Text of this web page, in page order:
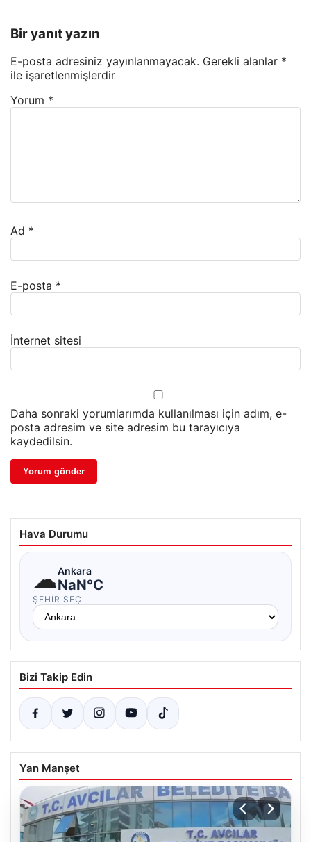
Bir yanıt yazın
E-posta adresiniz yayınlanmayacak. Gerekli alanlar *
ile işaretlenmişlerdir
Yorum *
Ad *
E-posta *
İnternet sitesi
Daha sonraki yorumlarımda kullanılması için adım, e-
posta adresim ve site adresim bu tarayıcıya
kaydedilsin.
Hava Durumu
☁Ankara
NaN°C
ŞEHIR SEÇ
Bizi Takip Edin
Yan Manşet